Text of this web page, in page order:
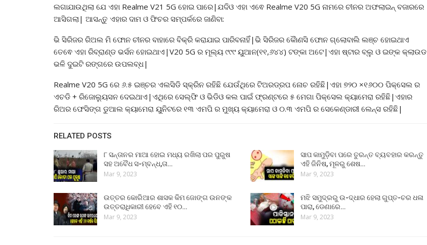
ଲଗାଯାଉଥିଲା ଯେ ଏହା Realme V21 5G ହୋଇ ପାରେ|ଯଦିଓ ଏହା ଏଵେ Realme V20 5G ନାମରେ ଚୀନର ଅଫଲାଇନ୍ ବଜାରରେ
ଆସିଗଲା| ଆସନ୍ତୁ ଏହାର ଦାମ ଓ ଫିଚର ସମ୍ପର୍କରେ ଜାଣିବା:
ଭି ସିରିଜର ରିଅଲ ମି ଫୋନ ଚୀନର ବାହାରେ ବିକ୍ରି କରାଯାଇ ପାରିବନାହିଁ|ଭି ସିରିଜର କୈାଣସି ଫୋନ ଗ୍ଲୋବାଲି ଲଞ୍ଚ ହୋଇଥାଏ
ତେଵେ ଏହା ରିବ୍ରାଣ୍ଡ ଭର୍ସନ ହୋଇଥାଏ|V20 5G ର ମୂଲ୍ୟ ୯୯୯ ୟୁଆନ(୧୧,୬୪୪) ଟଙ୍କା ଅଟେ|ଏହା ଷ୍ଟାର ବ୍ଲୁ ଓ ଇଙ୍କ କ୍ଲାଉଡ
ଭଳି ଦୁଇଟି ରଙ୍ଗରେ ଉପଲବ୍ଧ|
Realme V20 5G ରେ ୬.୫ ଇଞ୍ଚର ଏଲସିଡି ସ୍କ୍ରିନ ରହିଛି ଯେଉଁଥିରେ ଟିଅରଡ୍ରପ ନୋଚ ରହିଛି|ଏହା ୭୨୦ ×୧୬୦୦ ପିକ୍ସେଲ ର
ଏଚଡି + ରିଜୋଲ୍ୟୁସନ ଦେଇଥାଏ|ଏଥିରେ ସେଲ୍ଫି ଓ ଭିଡିଓ କଲ ପାଇଁ ଫ୍ରଣ୍ଟରେ ୫ ମେଗା ପିକ୍ସେଲ କ୍ୟାମେରା ରହିଛି|ଏହାର
ରିଅର ଫେସିଙ୍ଗ ଡୁଆଲ କ୍ୟାମେରା ୟୁନିଟରେ ୧୩ ଏମପି ର ମୁଖ୍ୟ କ୍ୟାମେରା ଓ ୦.୩ ଏମପି ର ସେକେଣ୍ଡାରୀ ଲେନ୍ସ ରହିଛି|
RELATED POSTS
୮ ସନ୍ତାନର ମାଆ ହୋଇ ମଧ୍ୟ ରଖିଲା ପର ପୁରୁଷ
ସହ ଅବୈଧ ସ-ମ୍ବନ୍ଧ,ତା…
Mar 9, 2023
ସାପ କାମୁଡ଼ିବା ପରେ ତୁରନ୍ତ ବ୍ୟବହାର କରନ୍ତୁ
ଏହି ଜିନିଷ, ମୂଳରୁ ଶେଷ…
Mar 9, 2023
ଉତ୍ତର କୋରିଆର ଶାସକ କିମ ଜୋଙ୍ଗ ଉନଙ୍କ
ଉତ୍ତରାଧିକାରୀ ହେବେ ଏହି ୧୦…
Mar 9, 2023
ମଝି ସମୁଦ୍ରରୁ ଉ-ଦ୍ଧାର ହେଲା ଗୁପ୍ତ-ଚର ଧଳା
ପାରା, ଡେଣାରେ…
Mar 9, 2023